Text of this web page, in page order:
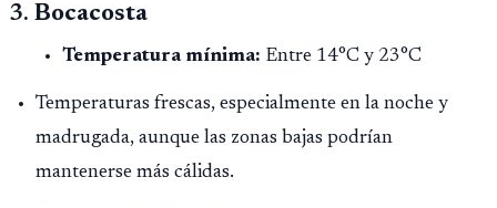
3. Bocacosta
Temperatura mínima: Entre 14°C y 23°C
Temperaturas frescas, especialmente en la noche y
madrugada, aunque las zonas bajas podrían
mantenerse más cálidas.